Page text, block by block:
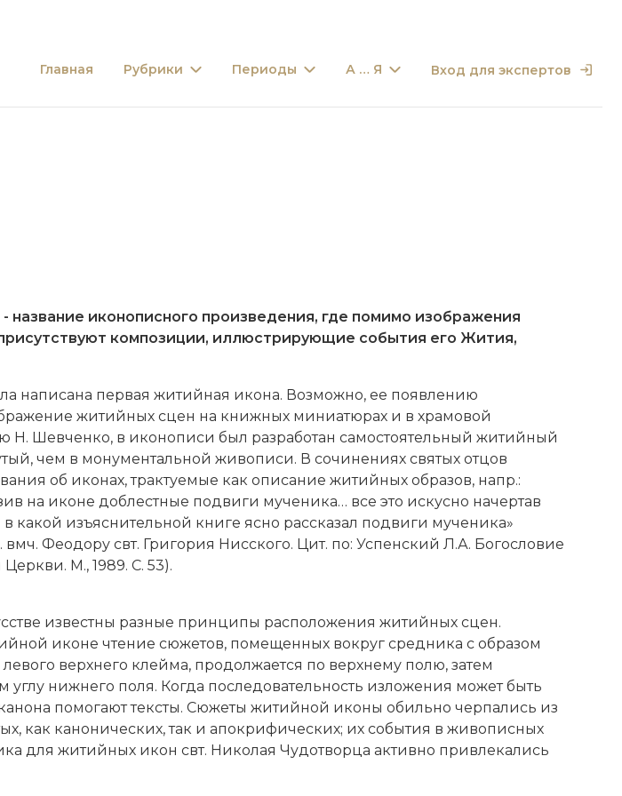
Главная Рубрики Периоды А … Я Вход для экспертов
иконописного произведения, где помимо изображения
композиции, иллюстрирующие события его Жития,
написана первая житийная икона. Возможно, ее появлению
житийных сцен на книжных миниатюрах и в храмовой
Шевченко, в иконописи был разработан самостоятельный житийный
чем в монументальной живописи. В сочинениях святых отцов
об иконах, трактуемые как описание житийных образов, напр.:
на иконе доблестные подвиги мученика… все это искусно начертав
какой изъяснительной книге ясно рассказал подвиги мученика»
вмч. Феодору свт. Григория Нисского. Цит. по: Успенский Л.А. Богословие
М., 1989. С. 53).
известны разные принципы расположения житийных сцен.
иконе чтение сюжетов, помещенных вокруг средника с образом
левого верхнего клейма, продолжается по верхнему полю, затем
нижнего поля. Когда последовательность изложения может быть
помогают тексты. Сюжеты житийной иконы обильно черпались из
как канонических, так и апокрифических; их события в живописных
для житийных икон свт. Николая Чудотворца активно привлекались